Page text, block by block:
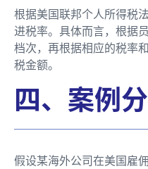
根据美国联邦个人所得税
进税率。具体而言，根据
档次，再根据相应的税率
税金额。
四、案例
假设某海外公司在美国雇